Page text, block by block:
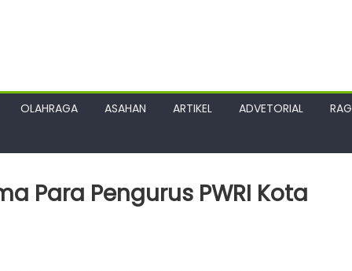
OLAHRAGA ASAHAN ARTIKEL ADVETORIAL
Para Pengurus PWRI Kota